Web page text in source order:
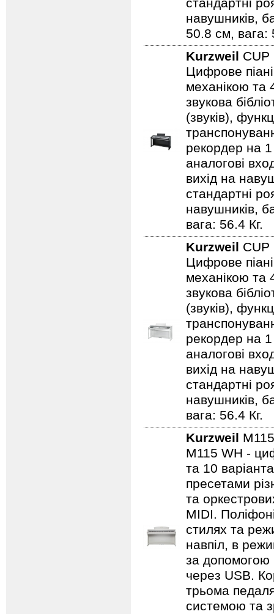
стандартні
навушників,
50.8 см, вага:
Kurzweil
Цифрове
механікою та
звукова
(звуків),
рекордер на
аналогові
вихід на
стандартні
навушників,
вага: 56.4 Кг.
Kurzweil
Цифрове
механікою та
звукова
(звуків),
рекордер на
аналогові
вихід на
стандартні
навушників,
вага: 56.4 Кг.
Kurzweil
M115 WH -
та 10
пресетами
та
MIDI.
стилях та
навпіл, в
за допомогою
через USB.
трьома
системою та